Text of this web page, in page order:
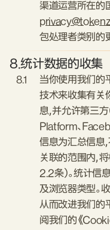
渠道运营所在的
包处理者类别的
8.统计数据的收集
8.1
当你使用我们的
技术来收集有关
息，并允许第三
Platform、
信息为汇总信息
关联的范围内，
2.2条）。统计信
及浏览器类型。
从而改进我们的
阅我们的《